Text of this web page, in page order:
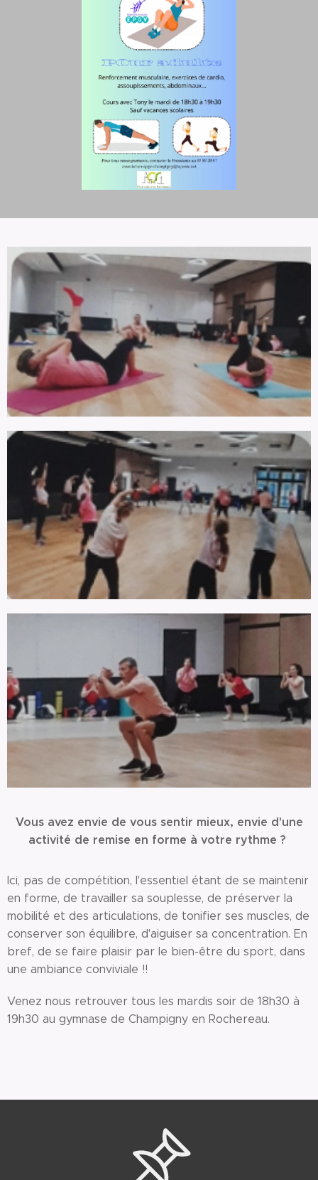
Vous avez envie de vous sentir mieux, envie d'une
activité de remise en forme à votre rythme ?
Ici, pas de compétition, l'essentiel étant de se maintenir
en forme, de travailler sa souplesse, de préserver la
mobilité et des articulations, de tonifier ses muscles, de
conserver son équilibre, d'aiguiser sa concentration. En
bref, de se faire plaisir par le bien-être du sport, dans
une ambiance conviviale !!
Venez nous retrouver tous les mardis soir de 18h30 à
19h30 au gymnase de Champigny en Rochereau.